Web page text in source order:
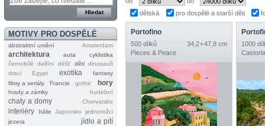
MOTIVY PRO DOSPĚLÉ
abstraktní umění Amsterdam
architektura auta
cyklistika
černobílé
delfíni déšť děti dinosauři
draci
Egypt exotika
fantasy
filmy a seriály
Francie gothic hory
hrady a zámky hudební
chaty a domy Chorvatsko
interiéry Itálie Japonsko
jednorožci
jezera
jídlo a pití
dětská
pro dospělé a starší děti
Portofino
500 dílků
34,2 × 47,8 cm
Pieces & Peace
1000